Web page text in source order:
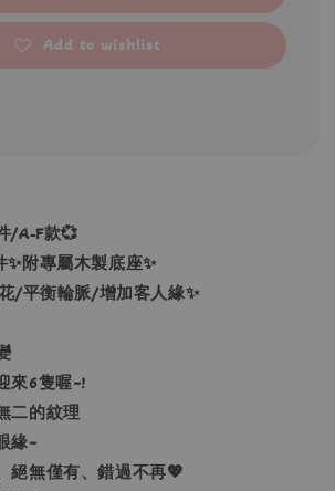
Add to wishlist
/A-F款💞
附專屬木製底座✨
/平衡輪脈/增加客人緣✨
來6隻喔~!
二的紋理
緣~
絕無僅有、錯過不再💖